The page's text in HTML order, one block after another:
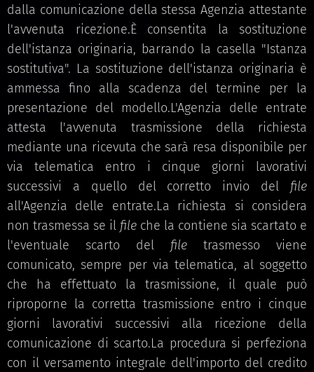
dalla comunicazione della stessa Agenzia attestante
l'avvenuta ricezione.È consentita la sostituzione
dell'istanza originaria, barrando la casella "Istanza
sostitutiva". La sostituzione dell'istanza originaria è
ammessa fino alla scadenza del termine per la
presentazione del modello.L'Agenzia delle entrate
attesta l'avvenuta trasmissione della richiesta
mediante una ricevuta che sarà resa disponibile per
via telematica entro i cinque giorni lavorativi
successivi a quello del corretto invio del file
all'Agenzia delle entrate.La richiesta si considera
non trasmessa se il file che la contiene sia scartato e
l'eventuale scarto del file trasmesso viene
comunicato, sempre per via telematica, al soggetto
che ha effettuato la trasmissione, il quale può
riproporne la corretta trasmissione entro i cinque
giorni lavorativi successivi alla ricezione della
comunicazione di scarto.La procedura si perfeziona
con il versamento integrale dell'importo del credito